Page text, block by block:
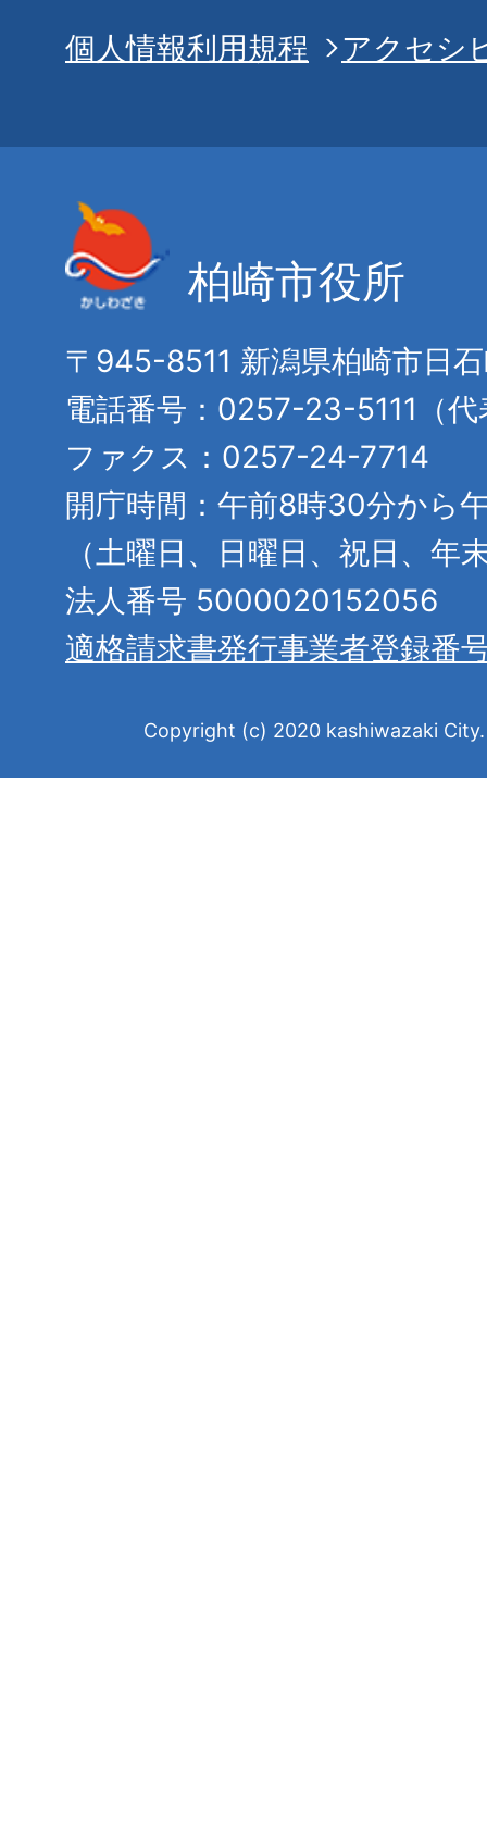
個人情報利用規程 アクセシ
柏崎市役所
〒945-8511 新潟県柏崎市日
電話番号：0257-23-5111（代
ファクス：0257-24-7714
開庁時間：午前8時30分から
（土曜日、日曜日、祝日、年
法人番号 5000020152056
適格請求書発行事業者登録番
Copyright (c) 2020 kashiwazaki